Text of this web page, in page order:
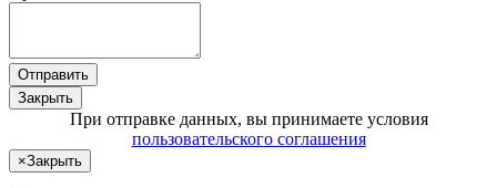
Отправить
Закрыть
При отправке данных, вы принимаете условия
пользовательского соглашения
×Закрыть